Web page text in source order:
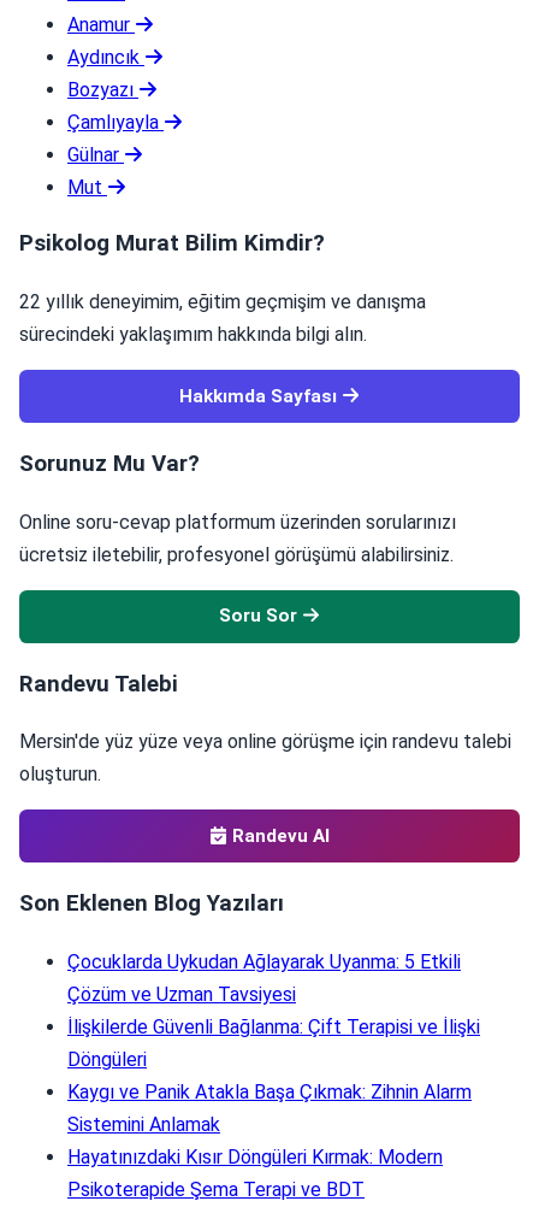
Anamur
Aydıncık
Bozyazı
Çamlıyayla
Gülnar
Mut
Psikolog Murat Bilim Kimdir?
22 yıllık deneyimim, eğitim geçmişim ve danışma
sürecindeki yaklaşımım hakkında bilgi alın.
Hakkımda Sayfası
Sorunuz Mu Var?
Online soru-cevap platformum üzerinden sorularınızı
ücretsiz iletebilir, profesyonel görüşümü alabilirsiniz.
Soru Sor
Randevu Talebi
Mersin'de yüz yüze veya online görüşme için randevu talebi
oluşturun.
Randevu Al
Son Eklenen Blog Yazıları
Çocuklarda Uykudan Ağlayarak Uyanma: 5 Etkili
Çözüm ve Uzman Tavsiyesi
İlişkilerde Güvenli Bağlanma: Çift Terapisi ve İlişki
Döngüleri
Kaygı ve Panik Atakla Başa Çıkmak: Zihnin Alarm
Sistemini Anlamak
Hayatınızdaki Kısır Döngüleri Kırmak: Modern
Psikoterapide Şema Terapi ve BDT